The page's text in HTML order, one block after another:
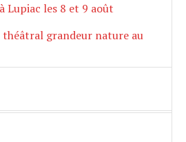
Lupiac les 8 et 9 août
grandeur nature au